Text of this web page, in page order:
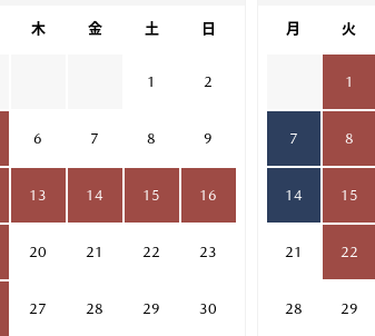
木 金 土 日
1 2
6 7 8 9
13 14 15 16
20 21 22 23
27 28 29 30
月 火
1
7 8
14 15
21 22
28 29